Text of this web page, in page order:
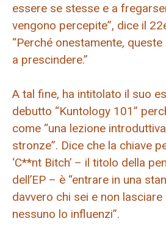
essere se stesse e a
vengono percepite”, dice il
“Perché onestamente,
a prescindere.”
A tal fine, ha intitolato il suo
debutto “Kuntology 101”
come “una lezione
stronze”. Dice che la chiave
‘C**nt Bitch’ – il titolo della
dell’EP – è “entrare in una
davvero chi sei e non lasciare
nessuno lo influenzi”.